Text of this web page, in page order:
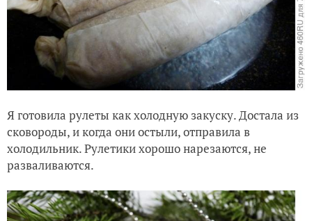
Я готовила рулеты как холодную закуску. Достала из
сковороды, и когда они остыли, отправила в
холодильник. Рулетики хорошо нарезаются, не
разваливаются.